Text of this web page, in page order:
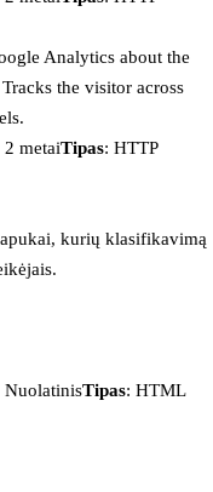
Analytics about the
the visitor across
2 metaiTipas: HTTP
kurių klasifikavimą
NuolatinisTipas: HTML